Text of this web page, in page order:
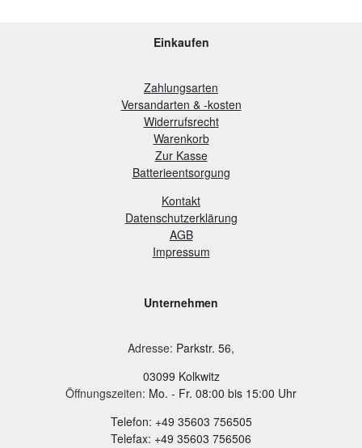
Einkaufen
Zahlungsarten
Versandarten & -kosten
Widerrufsrecht
Warenkorb
Zur Kasse
Batterieentsorgung
Kontakt
Datenschutzerklärung
AGB
Impressum
Unternehmen
Adresse: Parkstr. 56,
03099 Kolkwitz
Öffnungszeiten: Mo. - Fr. 08:00 bis 15:00 Uhr
Telefon: +49 35603 756505
Telefax: +49 35603 756506